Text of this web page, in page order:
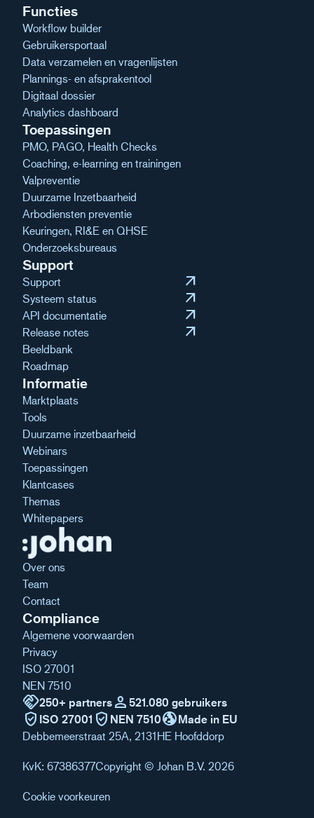
Functies
Workflow builder
Gebruikersportaal
Data verzamelen en vragenlijsten
Plannings- en afsprakentool
Digitaal dossier
Analytics dashboard
Toepassingen
PMO, PAGO, Health Checks
Coaching, e-learning en trainingen
Valpreventie
Duurzame Inzetbaarheid
Arbodiensten preventie
Keuringen, RI&E en QHSE
Onderzoeksbureaus
Support
Support arrow_outward
Systeem status arrow_outward
API documentatie arrow_outward
Release notes arrow_outward
Beeldbank
Roadmap
Informatie
Marktplaats
Tools
Duurzame inzetbaarheid
Webinars
Toepassingen
Klantcases
Themas
Whitepapers
Over ons
Team
Contact
Compliance
Algemene voorwaarden
Privacy
ISO 27001
NEN 7510
handshake250+ partners person 521.080 gebruikers
verified_user ISO 27001 verified_user NEN 7510globe_ukMade in EU
Debbemeerstraat 25A, 2131HE Hoofddorp
KvK: 67386377Copyright © Johan B.V. 2026
Cookie voorkeuren